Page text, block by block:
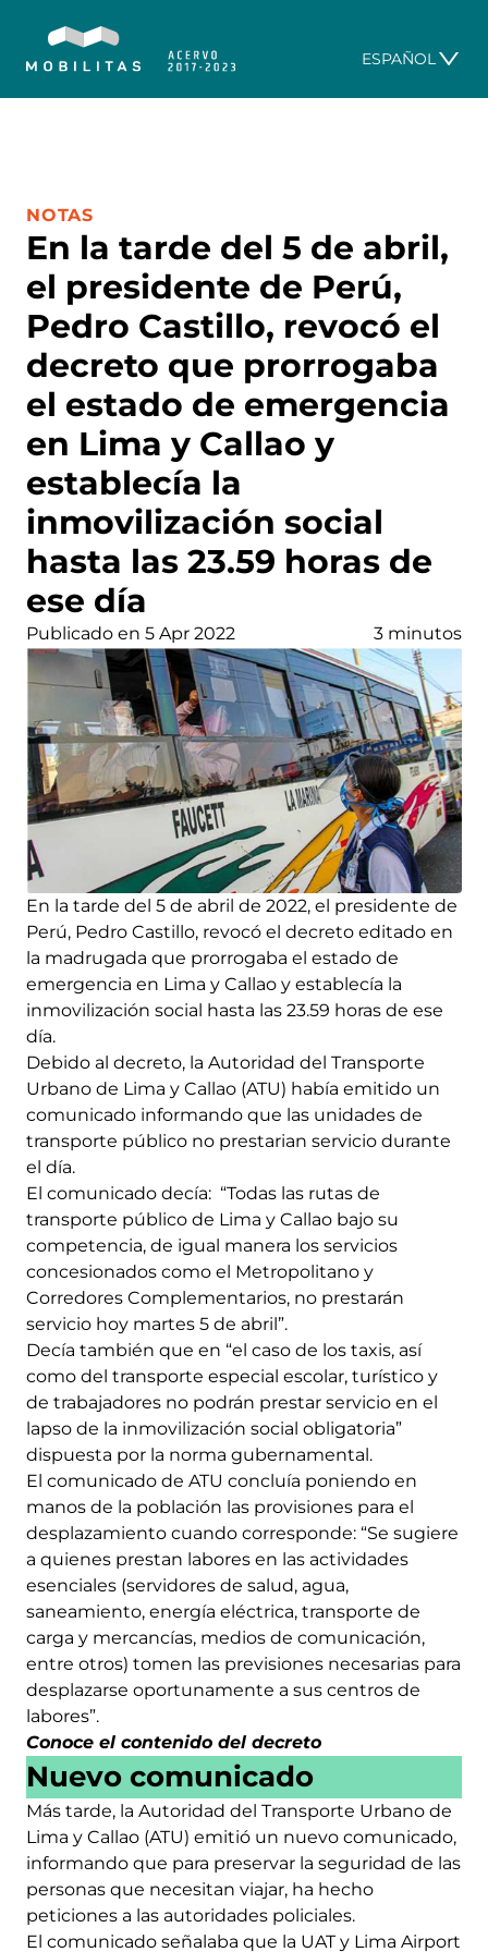
ESPAÑOL
En la tarde del 5 de abril,
el presidente de Perú,
Pedro Castillo, revocó el
decreto que prorrogaba
el estado de emergencia
en Lima y Callao y
establecía la
inmovilización social
hasta las 23.59 horas de
ese día
CATEGORÍA:
NOTAS
Publicado en 5 Apr 2022 3 minutos
En la tarde del 5 de abril de 2022, el presidente de
Perú, Pedro Castillo, revocó el decreto editado en
la madrugada que prorrogaba el estado de
emergencia en Lima y Callao y establecía la
inmovilización social hasta las 23.59 horas de ese
día.
Debido al decreto, la Autoridad del Transporte
Urbano de Lima y Callao (ATU) había emitido un
comunicado informando que las unidades de
transporte público no prestarian servicio durante
el día.
El comunicado decía: “Todas las rutas de
transporte público de Lima y Callao bajo su
competencia, de igual manera los servicios
concesionados como el Metropolitano y
Corredores Complementarios, no prestarán
servicio hoy martes 5 de abril”.
Decía también que en “el caso de los taxis, así
como del transporte especial escolar, turístico y
de trabajadores no podrán prestar servicio en el
lapso de la inmovilización social obligatoria”
dispuesta por la norma gubernamental.
El comunicado de ATU concluía poniendo en
manos de la población las provisiones para el
desplazamiento cuando corresponde: “Se sugiere
a quienes prestan labores en las actividades
esenciales (servidores de salud, agua,
saneamiento, energía eléctrica, transporte de
carga y mercancías, medios de comunicación,
entre otros) tomen las previsiones necesarias para
desplazarse oportunamente a sus centros de
labores”.
Conoce el contenido del decreto
Nuevo comunicado
Más tarde, la Autoridad del Transporte Urbano de
Lima y Callao (ATU) emitió un nuevo comunicado,
informando que para preservar la seguridad de las
personas que necesitan viajar, ha hecho
peticiones a las autoridades policiales.
El comunicado señalaba que la UAT y Lima Airport